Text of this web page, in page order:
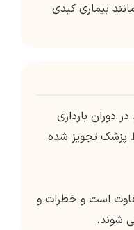
بیماری کبدی
دوران بارداری
پزشک تجویز شده
است و خطرات و
شوند.